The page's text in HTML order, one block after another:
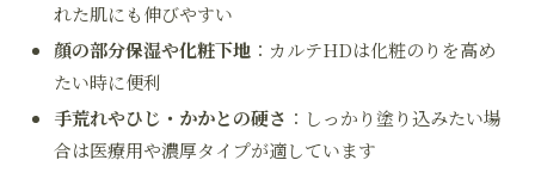
れた肌にも伸びやすい
顔の部分保湿や化粧下地 ：カルテHDは化粧のりを高め
たい時に便利
手荒れやひじ・かかとの硬さ ：しっかり塗り込みたい場
合は医療用や濃厚タイプが適しています